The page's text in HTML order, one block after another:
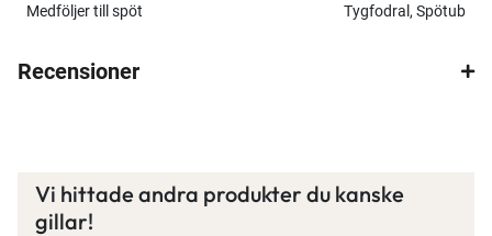
Medföljer till spöt Tygfodral, Spötub
Recensioner
Vi hittade andra produkter du kanske
gillar!